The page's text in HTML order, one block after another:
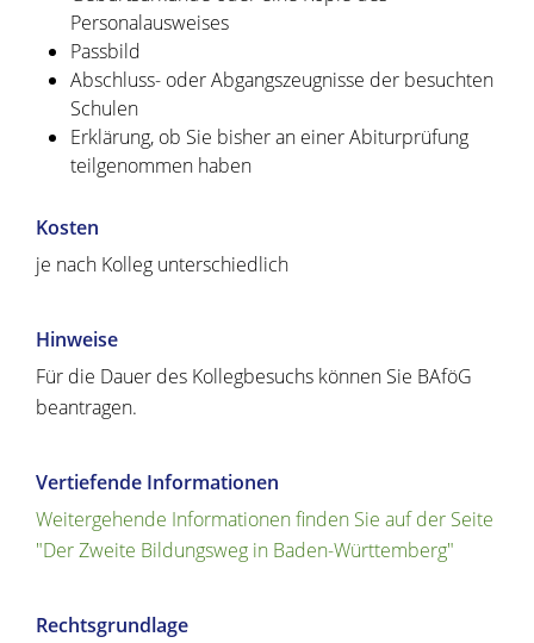
Personalausweises
Passbild
Abschluss- oder Abgangszeugnisse der besuchten
Schulen
Erklärung, ob Sie bisher an einer Abiturprüfung
teilgenommen haben
Kosten
je nach Kolleg unterschiedlich
Hinweise
Für die Dauer des Kollegbesuchs können Sie BAföG
beantragen.
Vertiefende Informationen
Weitergehende Informationen finden Sie auf der Seite
"Der Zweite Bildungsweg in Baden-Württemberg"
Rechtsgrundlage